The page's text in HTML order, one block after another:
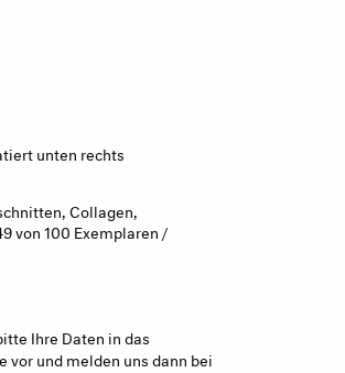
unten rechts
Collagen,
von 100 Exemplaren /
Ihre Daten in das
und melden uns dann bei